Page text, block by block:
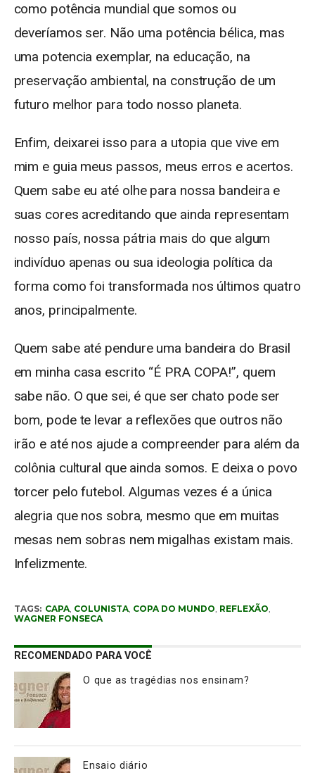
como potência mundial que somos ou
deveríamos ser. Não uma potência bélica, mas
uma potencia exemplar, na educação, na
preservação ambiental, na construção de um
futuro melhor para todo nosso planeta.
Enfim, deixarei isso para a utopia que vive em
mim e guia meus passos, meus erros e acertos.
Quem sabe eu até olhe para nossa bandeira e
suas cores acreditando que ainda representam
nosso país, nossa pátria mais do que algum
indivíduo apenas ou sua ideologia política da
forma como foi transformada nos últimos quatro
anos, principalmente.
Quem sabe até pendure uma bandeira do Brasil
em minha casa escrito “É PRA COPA!”, quem
sabe não. O que sei, é que ser chato pode ser
bom, pode te levar a reflexões que outros não
irão e até nos ajude a compreender para além da
colônia cultural que ainda somos. E deixa o povo
torcer pelo futebol. Algumas vezes é a única
alegria que nos sobra, mesmo que em muitas
mesas nem sobras nem migalhas existam mais.
Infelizmente.
TAGS: CAPA, COLUNISTA, COPA DO MUNDO, REFLEXÃO,
WAGNER FONSECA
RECOMENDADO PARA VOCÊ
O que as tragédias nos ensinam?
Ensaio diário